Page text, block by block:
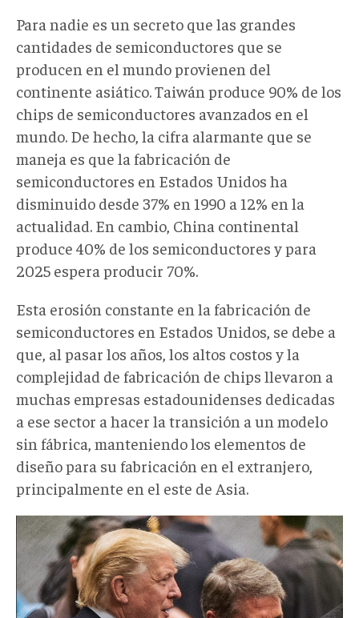
Para nadie es un secreto que las grandes
cantidades de semiconductores que se
producen en el mundo provienen del
continente asiático. Taiwán produce 90% de los
chips de semiconductores avanzados en el
mundo. De hecho, la cifra alarmante que se
maneja es que la fabricación de
semiconductores en Estados Unidos ha
disminuido desde 37% en 1990 a 12% en la
actualidad. En cambio, China continental
produce 40% de los semiconductores y para
2025 espera producir 70%.
Esta erosión constante en la fabricación de
semiconductores en Estados Unidos, se debe a
que, al pasar los años, los altos costos y la
complejidad de fabricación de chips llevaron a
muchas empresas estadounidenses dedicadas
a ese sector a hacer la transición a un modelo
sin fábrica, manteniendo los elementos de
diseño para su fabricación en el extranjero,
principalmente en el este de Asia.
Screenshot
2022-
08-
15